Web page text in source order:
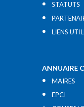
STATUTS
LIENS
ANNUAIRE
MAIRES
EPCI